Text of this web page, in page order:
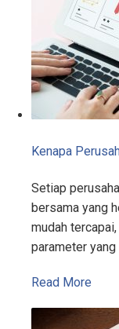
Kenapa
Setiap
bersama yang
mudah
parameter
Read More